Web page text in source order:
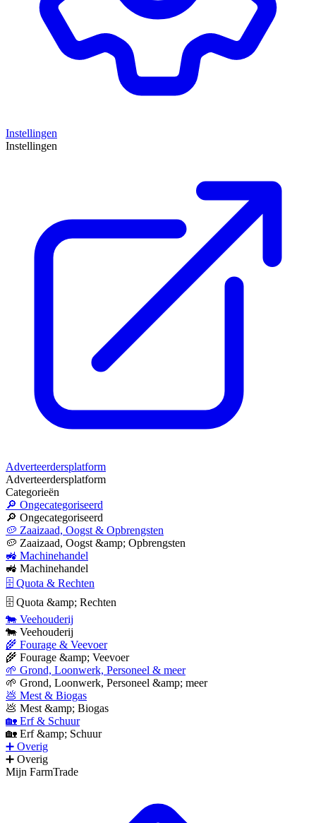
Instellingen
Instellingen
Adverteerdersplatform
Adverteerdersplatform
Categorieën
🔎 Ongecategoriseerd
🔎 Ongecategoriseerd
🥔 Zaaizaad, Oogst & Opbrengsten
🥔 Zaaizaad, Oogst &amp; Opbrengsten
🚜 Machinehandel
🚜 Machinehandel
🗄 Quota & Rechten
🗄 Quota &amp; Rechten
🐄 Veehouderij
🐄 Veehouderij
🌾 Fourage & Veevoer
🌾 Fourage &amp; Veevoer
🌱 Grond, Loonwerk, Personeel & meer
🌱 Grond, Loonwerk, Personeel &amp; meer
💩 Mest & Biogas
💩 Mest &amp; Biogas
🏡 Erf & Schuur
🏡 Erf &amp; Schuur
➕ Overig
➕ Overig
Mijn FarmTrade